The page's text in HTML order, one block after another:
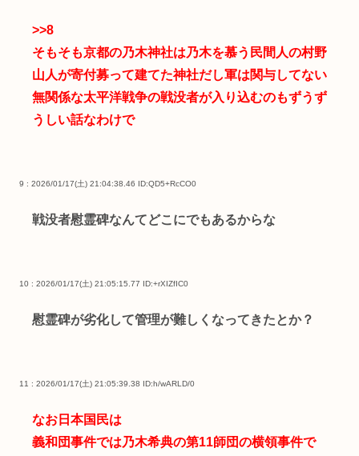
>>8
そもそも京都の乃木神社は乃木を慕う民間人の村野
山人が寄付募って建てた神社だし軍は関与してない
無関係な太平洋戦争の戦没者が入り込むのもずうず
うしい話なわけで
9 : 2026/01/17(土) 21:04:38.46 ID:QD5+RcCO0
戦没者慰霊碑なんてどこにでもあるからな
10 : 2026/01/17(土) 21:05:15.77 ID:+rXIZfIC0
慰霊碑が劣化して管理が難しくなってきたとか？
11 : 2026/01/17(土) 21:05:39.38 ID:h/wARLD/0
なお日本国民は
義和団事件では乃木希典の第11師団の横領事件で